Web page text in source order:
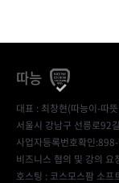
따능
대표 : 최창현(따능이-따
서울시 강남구 선릉로
사업자등록번호확인
비즈니스 협의 및 강의
호스팅 : 코스모스팜 소프